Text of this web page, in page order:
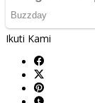
Ikuti Kami